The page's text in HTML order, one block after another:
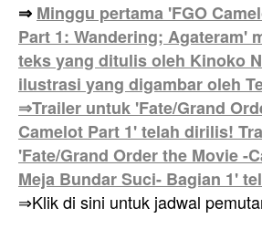
⇒ Minggu pertama 'FGO
Part 1: Wandering; Agateram'
teks yang ditulis oleh Kinoko
ilustrasi yang digambar oleh
⇒Trailer untuk 'Fate/Grand
Camelot Part 1' telah dirilis!
'Fate/Grand Order the Movie -
Meja Bundar Suci- Bagian 1'
⇒Klik di sini untuk jadwal